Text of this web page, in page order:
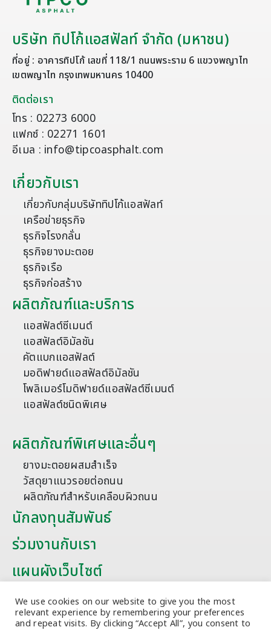
บริษัท ทิปโก้แอสฟัลท์ จำกัด (มหาชน)
ที่อยู่ : อาคารทิปโก้ เลขที่ 118/1 ถนนพระราม 6 แขวงพญาไท
เขตพญาไท กรุงเทพมหานคร 10400
ติดต่อเรา
โทร : 02273 6000
แฟกซ์ : 02271 1601
อีเมล : info@tipcoasphalt.com
เกี่ยวกับเรา
เกี่ยวกับกลุ่มบริษัททิปโก้แอสฟัลท์
เครือข่ายธุรกิจ
ธุรกิจโรงกลั่น
ธุรกิจยางมะตอย
ธุรกิจเรือ
ธุรกิจก่อสร้าง
ผลิตภัณฑ์และบริการ
แอสฟัลต์ซีเมนต์
แอสฟัลต์อิมัลชัน
คัตแบกแอสฟัลต์
มอดิฟายด์แอสฟัลต์อิมัลชัน
โพลิเมอร์โมดิฟายด์แอสฟัลต์ซีเมนต์
แอสฟัลต์ชนิดพิเศษ
ผลิตภัณฑ์พิเศษและอื่นๆ
ยางมะตอยผสมสำเร็จ
วัสดุยาแนวรอยต่อถนน
ผลิตภัณฑ์สำหรับเคลือบผิวถนน
นักลงทุนสัมพันธ์
ร่วมงานกับเรา
แผนผังเว็บไซต์
บทความ
We use cookies on our website to give you the most
relevant experience by remembering your preferences
and repeat visits. By clicking “Accept All”, you consent to